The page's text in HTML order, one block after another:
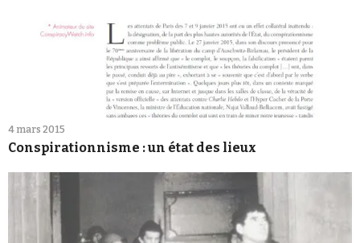
4 mars 2015
Conspirationnisme : un état des lieux